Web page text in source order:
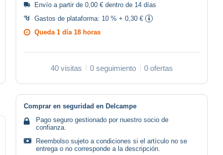
Envío a partir de 0,00 € dentro de 14 días
Gastos de plataforma: 10 % + 0,30 €
Queda 1 día 18 horas
40 visitas 0 seguimiento 0 ofertas
Comprar en seguridad en Delcampe
Pago seguro gestionado por nuestro socio de
confianza.
Reembolso sujeto a condiciones si el artículo no se
entrega o no corresponde a la descripción.